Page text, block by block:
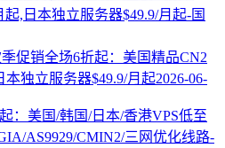
促销全场6折起：美国精品CN2
本独立服务器$49.9/月起2026-06-